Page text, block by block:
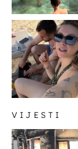
VIJESTI